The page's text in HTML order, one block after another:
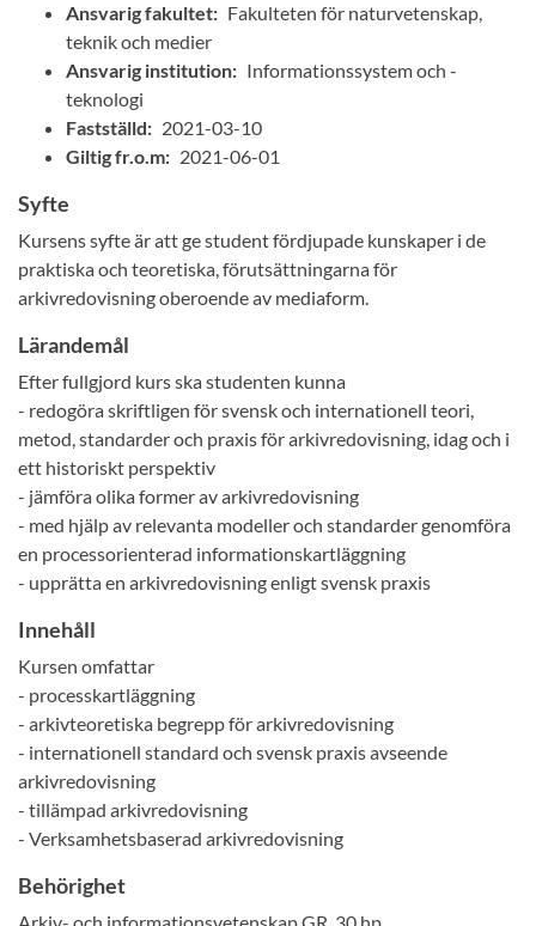
Ansvarig fakultet: Fakulteten för naturvetenskap,
teknik och medier
Ansvarig institution: Informationssystem och -
teknologi
Fastställd: 2021-03-10
Giltig fr.o.m: 2021-06-01
Syfte
Kursens syfte är att ge student fördjupade kunskaper i de
praktiska och teoretiska, förutsättningarna för
arkivredovisning oberoende av mediaform.
Lärandemål
Efter fullgjord kurs ska studenten kunna
- redogöra skriftligen för svensk och internationell teori,
metod, standarder och praxis för arkivredovisning, idag och i
ett historiskt perspektiv
- jämföra olika former av arkivredovisning
- med hjälp av relevanta modeller och standarder genomföra
en processorienterad informationskartläggning
- upprätta en arkivredovisning enligt svensk praxis
Innehåll
Kursen omfattar
- processkartläggning
- arkivteoretiska begrepp för arkivredovisning
- internationell standard och svensk praxis avseende
arkivredovisning
- tillämpad arkivredovisning
- Verksamhetsbaserad arkivredovisning
Behörighet